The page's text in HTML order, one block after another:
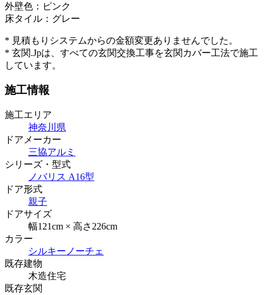
外壁色：ピンク
床タイル：グレー
* 見積もりシステムからの金額変更ありませんでした。
* 玄関.Jpは、すべての玄関交換工事を玄関カバー工法で施工
しています。
施工情報
施工エリア
神奈川県
ドアメーカー
三協アルミ
シリーズ・型式
ノバリス A16型
ドア形式
親子
ドアサイズ
幅121cm × 高さ226cm
カラー
シルキーノーチェ
既存建物
木造住宅
既存玄関